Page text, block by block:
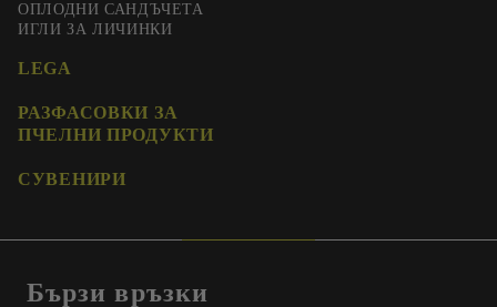
ОПЛОДНИ САНДЪЧЕТА
ИГЛИ ЗА ЛИЧИНКИ
LEGA
РАЗФАСОВКИ ЗА
ПЧЕЛНИ ПРОДУКТИ
СУВЕНИРИ
Бързи връзки